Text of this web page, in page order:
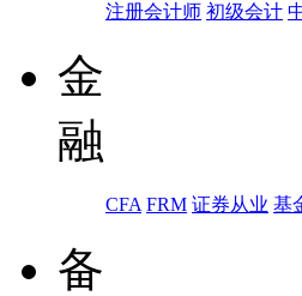
注册会计师 初级会计
金
融
CFA FRM 证券从业 基
备